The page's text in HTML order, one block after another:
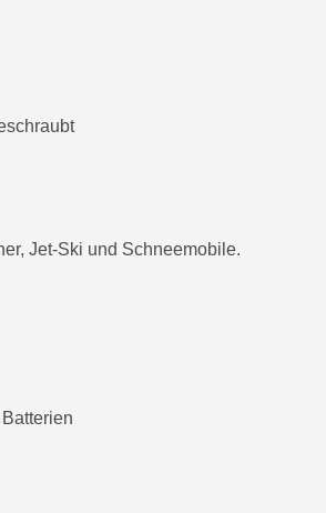
Jet-Ski und Schneemobile.